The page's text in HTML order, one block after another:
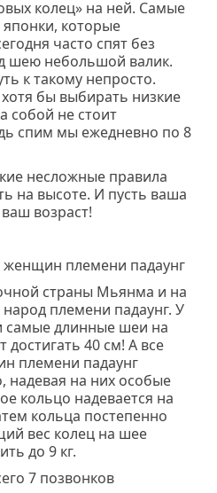
колец» на ней. Самые
которые
часто спят без
шею небольшой валик.
к такому непросто.
бы выбирать низкие
собой не стоит
спим мы ежедневно по 8
несложные правила
на высоте. И пусть ваша
возраст!
племени падаунг
страны Мьянма и на
племени падаунг. У
длинные шеи на
40 см! А все
племени падаунг
надевая на них особые
кольцо надевается на
кольца постепенно
вес колец на шее
до 9 кг.
7 позвонков